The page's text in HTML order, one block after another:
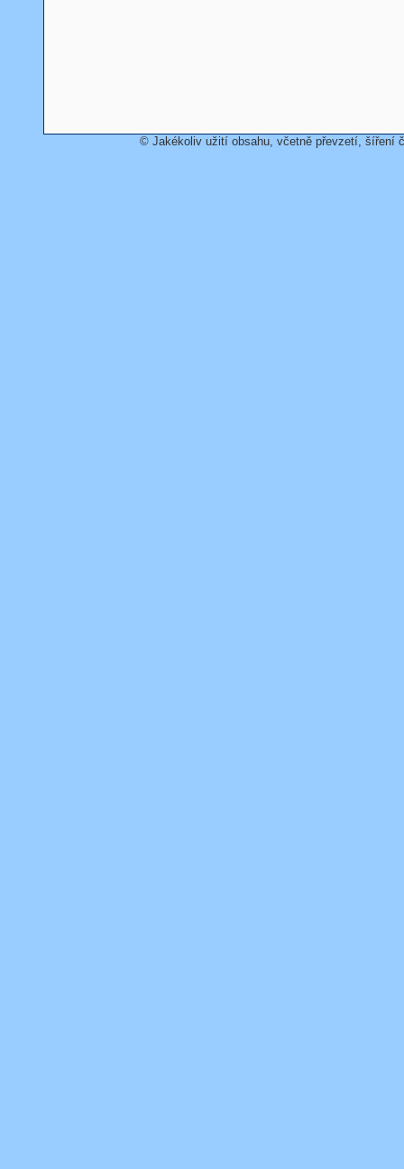
© Jakékoliv užití obsahu, včetně převzetí, šíření